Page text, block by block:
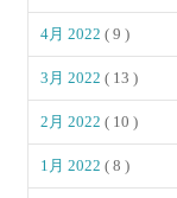
4月 2022( 9 )
3月 2022( 13 )
2月 2022( 10 )
1月 2022( 8 )